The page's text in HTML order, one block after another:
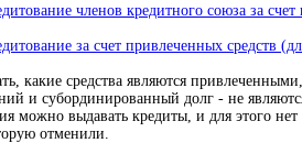
членов кредитного союза за
за счет привлеченных средств
какие средства являются
и субординированный долг - не
можно выдавать кредиты, и для этого
отменили.